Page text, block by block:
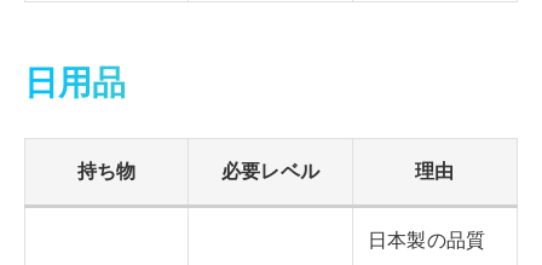
日用品
持ち物 必要レベル 理由
日本製の品質